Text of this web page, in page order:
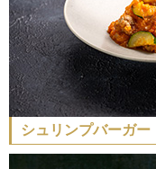
シュリンプバーガー